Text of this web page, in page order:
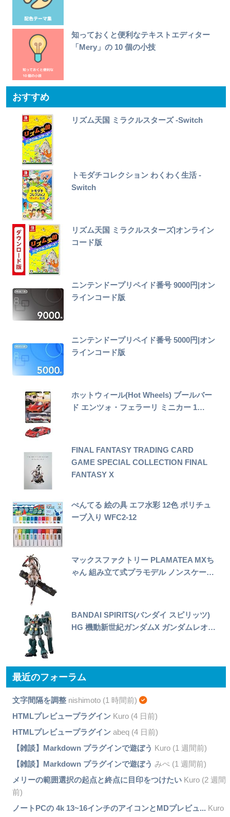
知っておくと便利なテキストエディター
「Mery」の 10 個の小技
おすすめ
リズム天国 ミラクルスターズ -Switch
トモダチコレクション わくわく生活 -
Switch
リズム天国 ミラクルスターズ|オンライン
コード版
ニンテンドープリペイド番号 9000円|オン
ラインコード版
ニンテンドープリペイド番号 5000円|オン
ラインコード版
ホットウィール(Hot Wheels) ブールバー
ド エンツォ・フェラーリ ミニカー 1…
FINAL FANTASY TRADING CARD
GAME SPECIAL COLLECTION FINAL
FANTASY X
ぺんてる 絵の具 エフ水彩 12色 ポリチュ
ーブ入り WFC2-12
マックスファクトリー PLAMATEA MXち
ゃん 組み立て式プラモデル ノンスケー…
BANDAI SPIRITS(バンダイ スピリッツ)
HG 機動新世紀ガンダムX ガンダムレオ…
最近のフォーラム
文字間隔を調整nishimoto (1 時間前)
HTMLプレビュープラグインKuro (4 日前)
HTMLプレビュープラグインabeq (4 日前)
【雑談】Markdown プラグインで遊ぼう Kuro (1 週間前)
【雑談】Markdown プラグインで遊ぼう みぺ (1 週間前)
メリーの範囲選択の起点と終点に目印をつけたいKuro (2 週間
前)
ノートPCの 4k 13~16インチのアイコンとMDプレビュ... Kuro